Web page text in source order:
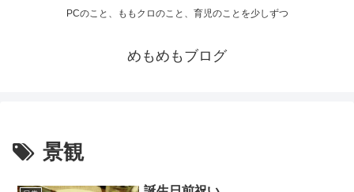
PCのこと、ももクロのこと、育児のことを少しずつ
めもめもブログ
景観